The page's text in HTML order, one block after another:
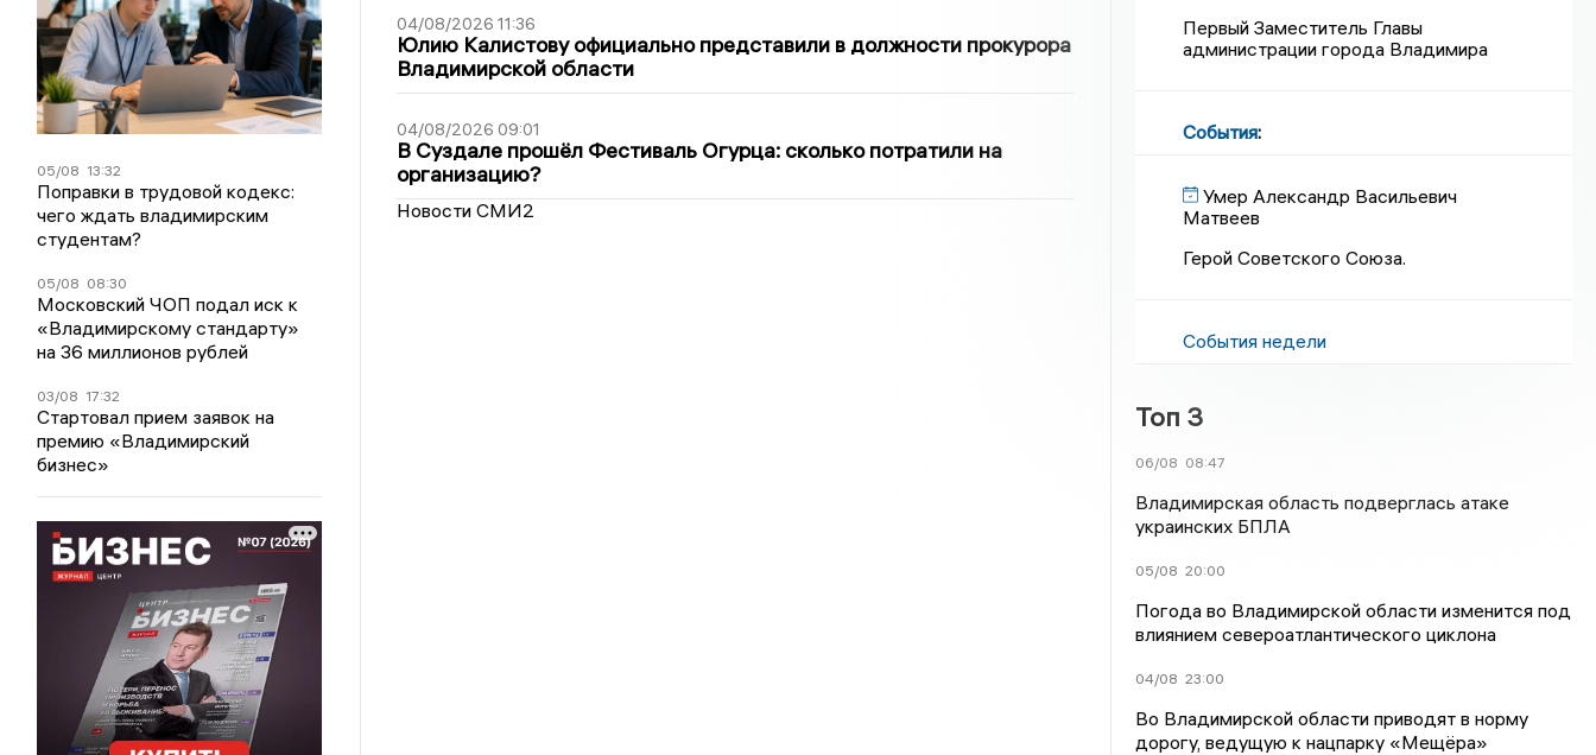
05/08 13:32
Поправки в трудовой кодекс:
чего ждать владимирским
студентам?
05/08 08:30
Московский ЧОП подал иск к
«Владимирскому стандарту»
на 36 миллионов рублей
03/08 17:32
Стартовал прием заявок на
премию «Владимирский
бизнес»
04/08/2026 11:36
Юлию Калистову официально представили в должности прокурора
Владимирской области
04/08/2026 09:01
В Суздале прошёл Фестиваль Огурца: сколько потратили на
организацию?
Новости СМИ2
Первый Заместитель Главы
администрации города Владимира
События:
Умер Александр Васильевич
Матвеев
Герой Советского Союза.
События недели
Топ 3
06/08 08:47
Владимирская область подверглась атаке
украинских БПЛА
05/08 20:00
Погода во Владимирской области изменится под
влиянием североатлантического циклона
04/08 23:00
Во Владимирской области приводят в норму
дорогу, ведущую к нацпарку «Мещёра»